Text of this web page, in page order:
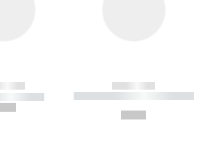
-----------
------------
----------- ----------- ----------